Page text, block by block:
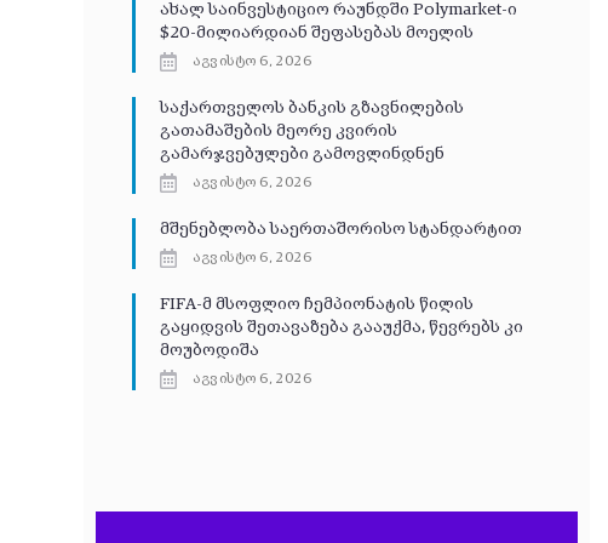
ახალ საინვესტიციო რაუნდში Polymarket-ი
$20-მილიარდიან შეფასებას მოელის
აგვისტო 6, 2026
საქართველოს ბანკის გზავნილების
გათამაშების მეორე კვირის
გამარჯვებულები გამოვლინდნენ
აგვისტო 6, 2026
მშენებლობა საერთაშორისო სტანდარტით
აგვისტო 6, 2026
FIFA-მ მსოფლიო ჩემპიონატის წილის
გაყიდვის შეთავაზება გააუქმა, წევრებს კი
მოუბოდიშა
აგვისტო 6, 2026